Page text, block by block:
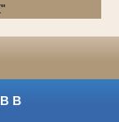
В